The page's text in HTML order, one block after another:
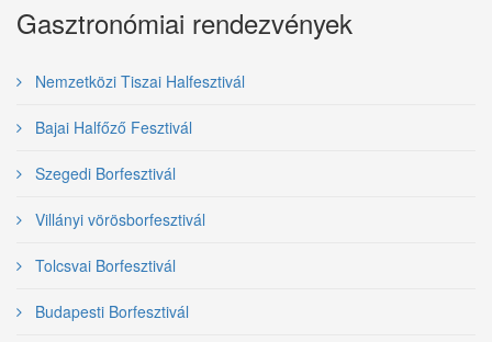
Gasztronómiai rendezvények
Nemzetközi Tiszai Halfesztivál
Bajai Halfőző Fesztivál
Szegedi Borfesztivál
Villányi vörösborfesztivál
Tolcsvai Borfesztivál
Budapesti Borfesztivál